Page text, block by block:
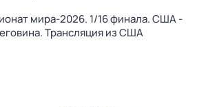
мира-2026. 1/16 финала. США -
Трансляция из США